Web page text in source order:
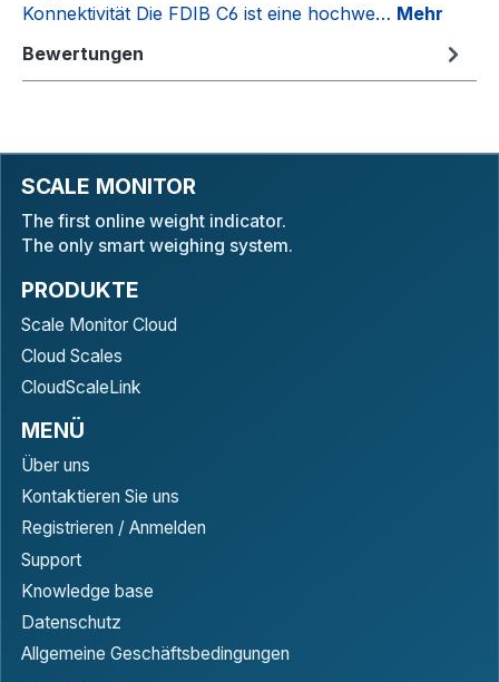
Konnektivität Die FDIB C6 ist eine hochwe… Mehr
Bewertungen
SCALE MONITOR
The first online weight indicator.
The only smart weighing system.
PRODUKTE
Scale Monitor Cloud
Cloud Scales
CloudScaleLink
MENÜ
Über uns
Kontaktieren Sie uns
Registrieren / Anmelden
Support
Knowledge base
Datenschutz
Allgemeine Geschäftsbedingungen